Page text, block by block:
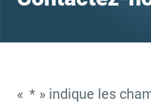
« * » indique les